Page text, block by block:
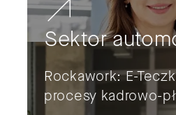
Sektor
Rockawork: E-
procesy kadrowo-